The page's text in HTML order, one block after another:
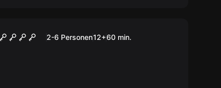
VR Flight2-6 Personen12+60 min.